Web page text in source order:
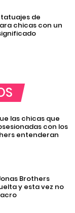
tatuajes de
chicas con un
las chicas que
con los
entenderan
Brothers
y esta vez no